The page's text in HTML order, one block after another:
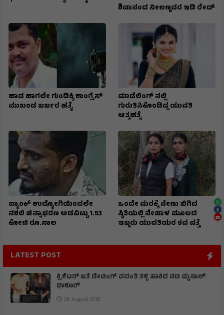
ಶಿವಾನಂದ ನೀಲಣ್ಣವರ ಇಡಿ ರೇಡ್
ಹಾಡ ಹಾಗಲೇ ಗುಂಡಿಕ್ಕಿ ಕಾಂಗ್ರೆಸ್
ಮುಖಂಡ ಬರ್ಬರ ಹತ್ಯೆ
ಮಾಡೆಲಿಂಗ್ ನಲ್ಲಿ
ಗುರುತಿಸಿಕೊಂಡಿದ್ದ ಯುವತಿ
ಆತ್ಮಹತ್ಯೆ
ಬ್ಯಾಂಕ್‌ ಉದ್ಯೋಗಿಯಿಂದಲೇ
ನಕಲಿ ಚಿನ್ನಾಭರಣ ಅಡವಿಟ್ಟು 1.53
ಕೋಟಿ ರೂ.ಸಾಲ
ಒಂದೇ ಮರಕ್ಕೆ ನೇಣು ಬಿಗಿದ
ಸ್ಥಿತಿಯಲ್ಲಿ ನೇಪಾಳ ಮೂಲದ
ಇಬ್ಬರು ಯುವತಿಯರ ಶವ ಪತ್ತೆ
LATEST POST
ಕ್ರಿಕೆಟರ್ ಜತೆ ಡೇಟಿಂಗ್ ವದಂತಿ ತಳ್ಳಿ ಹಾಕಿದ ನಟಿ ಮೃನಾಲ್
ಥಾಕೂರ್
08 August 2026